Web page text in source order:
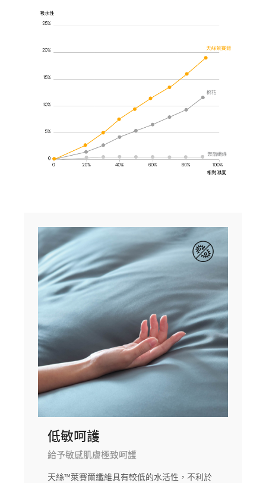
低敏呵護
給予敏感肌膚極致呵護
天絲™萊賽爾纖維具有較低的水活性，不利於